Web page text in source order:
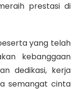
prestasi di
yang telah
kebanggaan
dedikasi, kerja
semangat cinta